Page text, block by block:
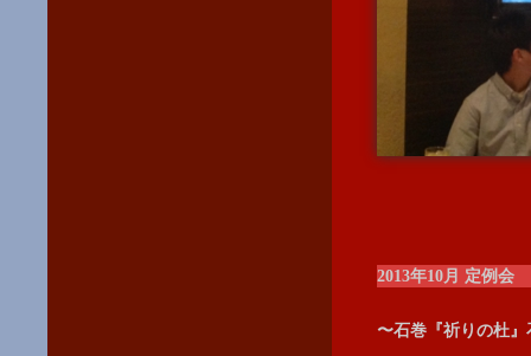
2013年10月 定例会
〜石巻『祈りの杜